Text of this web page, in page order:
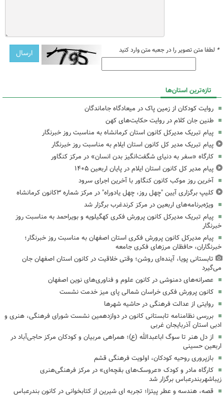
* لطفا متن تصویر را در جعبه متن وارد کنید
تازه‌ترین استان‌ها
روایت کودکان از زمین پاک در میعادگاه جاماندگان
طنین جان کلام در روایت حکایت‌های کهن
پیام تبریک مدیرکل کانون استان کرمانشاه به مناسبت روز خبرنگار
پیام تبریک مدیر کل کانون استان ایلام به مناسبت روز خبرنگار
کارگاه «سفر به دنیای شگفت‌انگیز بدن انسان» در مرکز کنگاور
پیام مدیر کل کانون استان ایلام در پایان اربعین ۱۴۰۵
آخرین روز موکب کانون کنگاور با آخرین اجرای سرود
کلیپ برگزاری آیین "چهل روز، چهل یادوراه" در مرکز شماره ۳کانون کرمانشاه
ویژه‌برنامه‌های اربعین در مرکز کرندغرب برگزار شد
پیام تبریک مدیرکل کانون پرورش فکری کهگیلویه و بویراحمد به مناسبت روز
خبرنگار
پیام مدیرکل کانون پرورش فکری استان اصفهان به مناسبت روز خبرنگار؛
خبرنگاران، حافظان مرزهای فکری جامعه
تابستانی پویا، آینده‌ای روشن؛ وقتی خلاقیت در کانون استان اصفهان جان
می‌گیرد
عصرانه‌های دمنوشی در کانون علوم و فناوری‌های نوین اصفهان
کانون پرورش فکری خراسان شمالی پای میز خدمت نشست
روایتی از عدالت فرهنگی در حاشیه شهرها
بررسی نظامنامه تابستانی کانون در دوازدهمین نشست شورای فرهنگی، هنری و
ادبی استان آذربایجان غربی
از دل هنر تا سوگ اباعبدالله (ع)؛ همراهی مربیان و کودکان مرکز حاجی‌آباد در
اربعین حسینی
بازپروری روحیه کودکان، اولویت فرهنگی قشم
کارگاه مادر و کودک «عروسک‌های بقچه‌ای» در مرکز فرهنگی‌هنری
زیباشهربندرعباس برگزار شد
قصه، هندسه و عطر پیتزا؛ تجربه ای شیرین از کتابخوانی در کانون بندرعباس